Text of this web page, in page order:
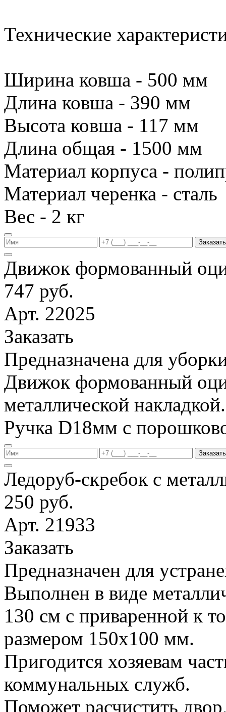
Технические
Ширина ковша - 500 мм
Длина ковша - 390 мм
Высота ковша - 117 мм
Длина общая - 1500 мм
Материал корпуса -
Материал черенка - сталь
Вес - 2 кг
Заказать
Движок формованный
747 руб.
Арт. 22025
Заказать
Предназначена для
Движок формованный
металлической
Ручка D18мм с
Заказать
Ледоруб-скребок с
250 руб.
Арт. 21933
Заказать
Предназначен для
Выполнен в виде
130 см с приваренной к
размером 150х100 мм.
Пригодится хозяевам
коммунальных служб.
Поможет расчистить